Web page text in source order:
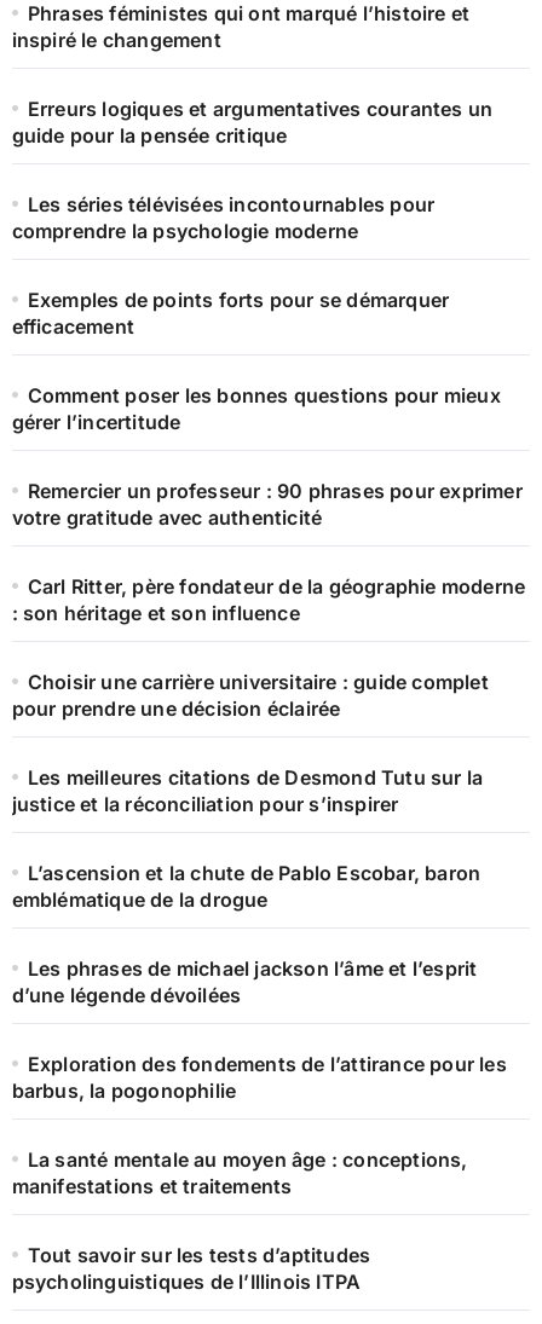
Phrases féministes qui ont marqué l’histoire et
inspiré le changement
Erreurs logiques et argumentatives courantes un
guide pour la pensée critique
Les séries télévisées incontournables pour
comprendre la psychologie moderne
Exemples de points forts pour se démarquer
efficacement
Comment poser les bonnes questions pour mieux
gérer l’incertitude
Remercier un professeur : 90 phrases pour exprimer
votre gratitude avec authenticité
Carl Ritter, père fondateur de la géographie moderne
: son héritage et son influence
Choisir une carrière universitaire : guide complet
pour prendre une décision éclairée
Les meilleures citations de Desmond Tutu sur la
justice et la réconciliation pour s’inspirer
L’ascension et la chute de Pablo Escobar, baron
emblématique de la drogue
Les phrases de michael jackson l’âme et l’esprit
d’une légende dévoilées
Exploration des fondements de l’attirance pour les
barbus, la pogonophilie
La santé mentale au moyen âge : conceptions,
manifestations et traitements
Tout savoir sur les tests d’aptitudes
psycholinguistiques de l’Illinois ITPA